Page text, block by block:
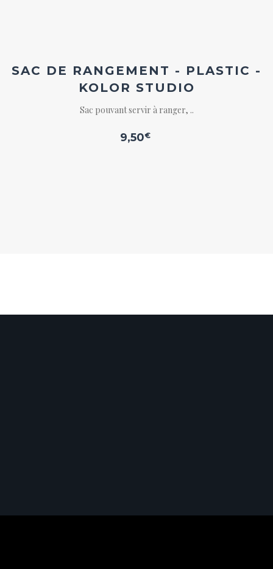
SAC DE RANGEMENT - PLASTIC -
KOLOR STUDIO
Sac pouvant servir à ranger, ..
9,50€